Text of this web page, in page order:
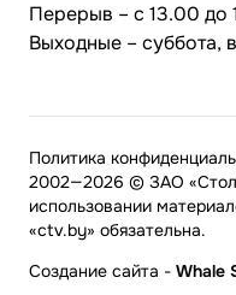
Перерыв – с 13.00 до
Выходные – суббота,
2002—2026 © ЗАО
использовании
«ctv.by» обязательна.
Политика
Создание сайта - Whale